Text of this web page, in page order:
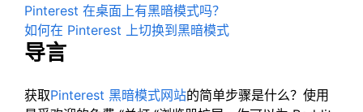
Pinterest 在桌面上有黑暗模式吗？
如何在 Pinterest 上切换到黑暗模式
导言
获取Pinterest 黑暗模式网站的简单步骤是什么？使用